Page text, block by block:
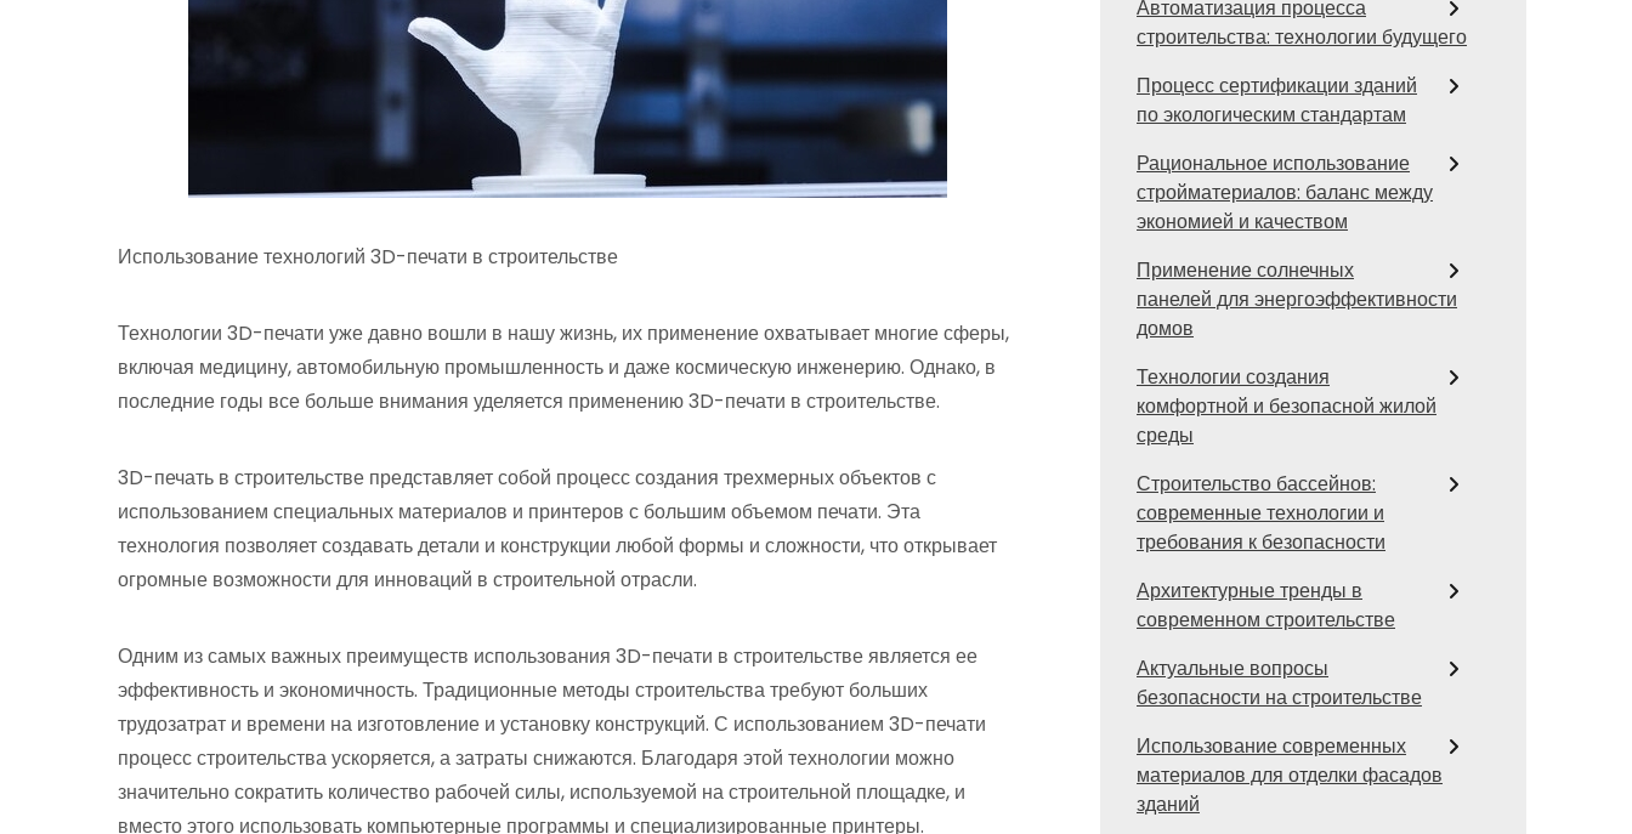
Использование технологий 3D-печати в строительстве
Технологии 3D-печати уже давно вошли в нашу жизнь, их применение охватывает многие сферы,
включая медицину, автомобильную промышленность и даже космическую инженерию. Однако, в
последние годы все больше внимания уделяется применению 3D-печати в строительстве.
3D-печать в строительстве представляет собой процесс создания трехмерных объектов с
использованием специальных материалов и принтеров с большим объемом печати. Эта
технология позволяет создавать детали и конструкции любой формы и сложности, что открывает
огромные возможности для инноваций в строительной отрасли.
Одним из самых важных преимуществ использования 3D-печати в строительстве является ее
эффективность и экономичность. Традиционные методы строительства требуют больших
трудозатрат и времени на изготовление и установку конструкций. С использованием 3D-печати
процесс строительства ускоряется, а затраты снижаются. Благодаря этой технологии можно
значительно сократить количество рабочей силы, используемой на строительной площадке, и
вместо этого использовать компьютерные программы и специализированные принтеры.
Автоматизация процесса
строительства: технологии будущего
Процесс сертификации зданий
по экологическим стандартам
Рациональное использование
стройматериалов: баланс между
экономией и качеством
Применение солнечных
панелей для энергоэффективности
домов
Технологии создания
комфортной и безопасной жилой
среды
Строительство бассейнов:
современные технологии и
требования к безопасности
Архитектурные тренды в
современном строительстве
Актуальные вопросы
безопасности на строительстве
Использование современных
материалов для отделки фасадов
зданий